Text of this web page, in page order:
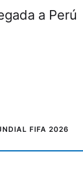
a Perú
FIFA 2026